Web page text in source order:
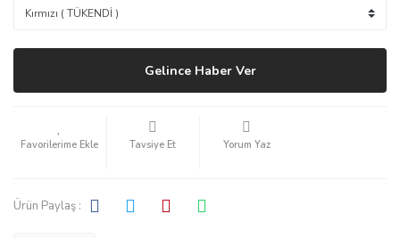
Gelince Haber Ver
Tavsiye Et Yorum Yaz
Ürün Paylaş :